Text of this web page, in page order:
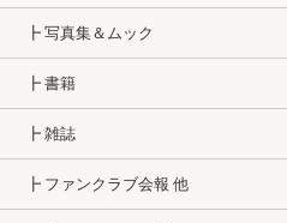
┣ 写真集＆ムック
┣ 書籍
┣ 雑誌
┣ ファンクラブ会報 他